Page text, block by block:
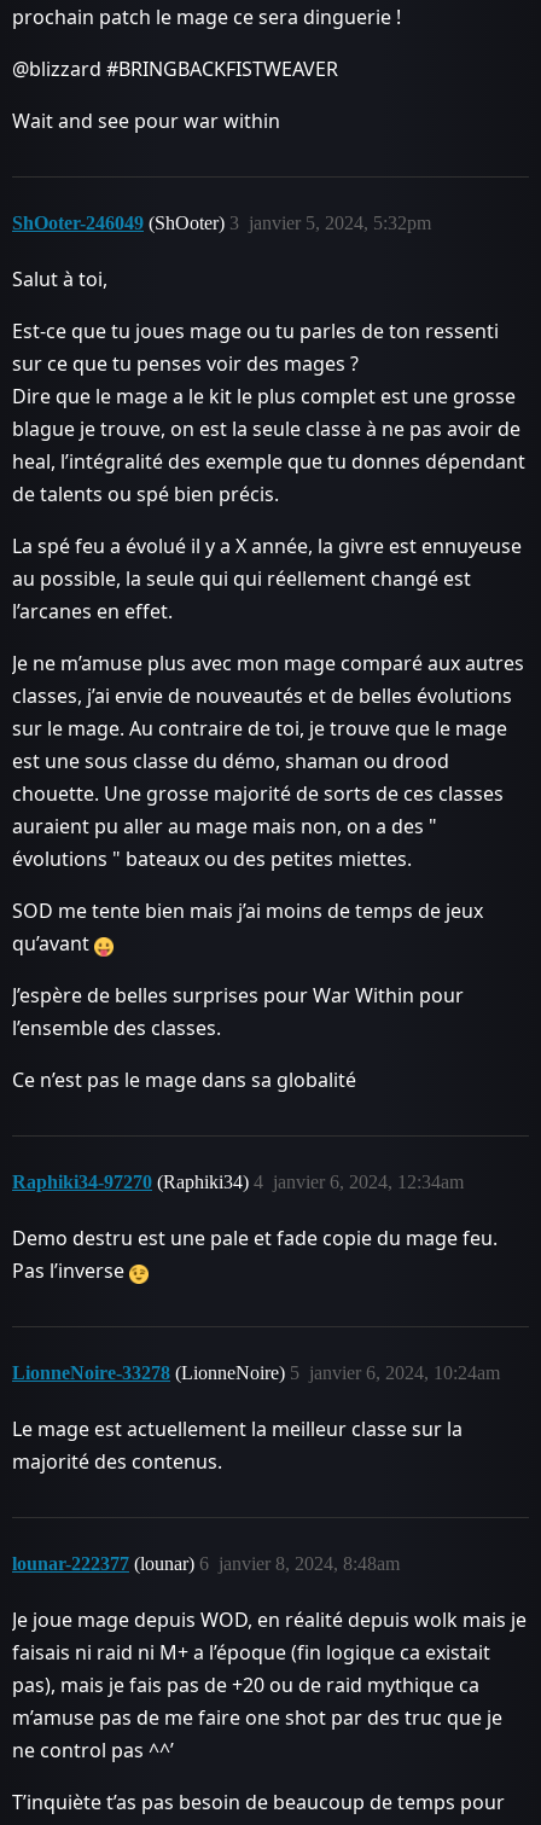
prochain patch le mage ce sera dinguerie !
@blizzard #BRINGBACKFISTWEAVER
Wait and see pour war within
ShOoter-246049 (ShOoter) janvier 5, 2024, 5:32pm
3
Salut à toi,
Est-ce que tu joues mage ou tu parles de ton ressenti
sur ce que tu penses voir des mages ?
Dire que le mage a le kit le plus complet est une grosse
blague je trouve, on est la seule classe à ne pas avoir de
heal, l’intégralité des exemple que tu donnes dépendant
de talents ou spé bien précis.
La spé feu a évolué il y a X année, la givre est ennuyeuse
au possible, la seule qui qui réellement changé est
l’arcanes en effet.
Je ne m’amuse plus avec mon mage comparé aux autres
classes, j’ai envie de nouveautés et de belles évolutions
sur le mage. Au contraire de toi, je trouve que le mage
est une sous classe du démo, shaman ou drood
chouette. Une grosse majorité de sorts de ces classes
auraient pu aller au mage mais non, on a des "
évolutions " bateaux ou des petites miettes.
SOD me tente bien mais j’ai moins de temps de jeux
qu’avant
J’espère de belles surprises pour War Within pour
l’ensemble des classes.
Ce n’est pas le mage dans sa globalité
Raphiki34-97270 (Raphiki34) janvier 6, 2024, 12:34am
4
Demo destru est une pale et fade copie du mage feu.
Pas l’inverse
LionneNoire-33278 (LionneNoire) janvier 6, 2024, 10:24am
5
Le mage est actuellement la meilleur classe sur la
majorité des contenus.
lounar-222377 (lounar) janvier 8, 2024, 8:48am
6
Je joue mage depuis WOD, en réalité depuis wolk mais je
faisais ni raid ni M+ a l’époque (fin logique ca existait
pas), mais je fais pas de +20 ou de raid mythique ca
m’amuse pas de me faire one shot par des truc que je
ne control pas ^^’
T’inquiète t’as pas besoin de beaucoup de temps pour